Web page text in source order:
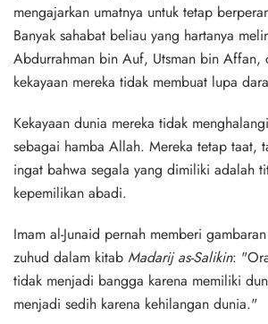
mengajarkan umatnya untuk tetap
Banyak sahabat beliau yang hartanya
Abdurrahman bin Auf, Utsman bin Affan,
kekayaan mereka tidak membuat lupa
Kekayaan dunia mereka tidak
sebagai hamba Allah. Mereka tetap taat,
ingat bahwa segala yang dimiliki adalah
kepemilikan abadi.
Imam al-Junaid pernah memberi
zuhud dalam kitab Madarij as-Salikin:
tidak menjadi bangga karena memiliki
menjadi sedih karena kehilangan dunia."